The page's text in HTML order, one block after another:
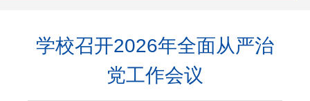
学校召开2026年全面从严治
党工作会议